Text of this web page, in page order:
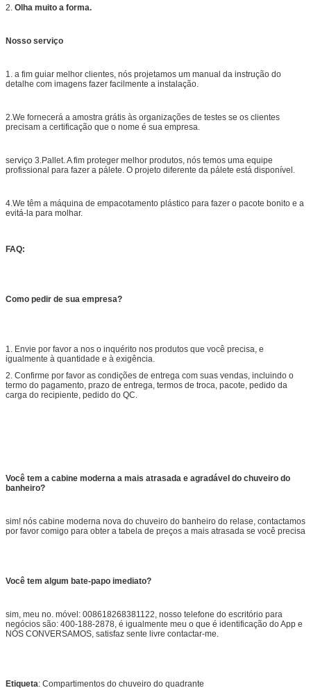
2. Olha muito a forma.
Nosso serviço
1. a fim guiar melhor clientes, nós projetamos um manual da instrução do
detalhe com imagens fazer facilmente a instalação.
2.We fornecerá a amostra grátis às organizações de testes se os clientes
precisam a certificação que o nome é sua empresa.
serviço 3.Pallet. A fim proteger melhor produtos, nós temos uma equipe
profissional para fazer a pálete. O projeto diferente da pálete está disponível.
4.We têm a máquina de empacotamento plástico para fazer o pacote bonito e a
evitá-la para molhar.
FAQ:
Como pedir de sua empresa?
1. Envie por favor a nos o inquérito nos produtos que você precisa, e
igualmente à quantidade e à exigência.
2. Confirme por favor as condições de entrega com suas vendas, incluindo o
termo do pagamento, prazo de entrega, termos de troca, pacote, pedido da
carga do recipiente, pedido do QC.
Você tem a cabine moderna a mais atrasada e agradável do chuveiro do
banheiro?
sim! nós cabine moderna nova do chuveiro do banheiro do relase, contactamos
por favor comigo para obter a tabela de preços a mais atrasada se você precisa
Você tem algum bate-papo imediato?
sim, meu no. móvel: 008618268381122, nosso telefone do escritório para
negócios são: 400-188-2878, é igualmente meu o que é identificação do App e
NÓS CONVERSAMOS, satisfaz sente livre contactar-me.
Etiqueta: Compartimentos do chuveiro do quadrante